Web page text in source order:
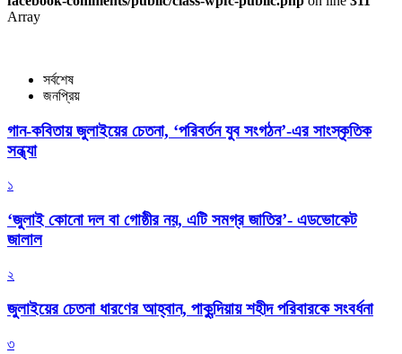
Array
সর্বশেষ
জনপ্রিয়
গান-কবিতায় জুলাইয়ের চেতনা, ‘পরিবর্তন যুব সংগঠন’-এর সাংস্কৃতিক
সন্ধ্যা
১
‘জুলাই কোনো দল বা গোষ্ঠীর নয়, এটি সমগ্র জাতির’- এডভোকেট
জালাল
২
জুলাইয়ের চেতনা ধারণের আহ্বান, পাকুন্দিয়ায় শহীদ পরিবারকে সংবর্ধনা
৩